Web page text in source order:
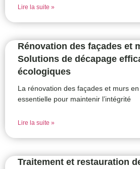
Lire la suite »
Rénovation des façades et
Solutions de décapage
écologiques
La rénovation des façades et murs
essentielle pour maintenir l’intégrité
Lire la suite »
Traitement et restauration